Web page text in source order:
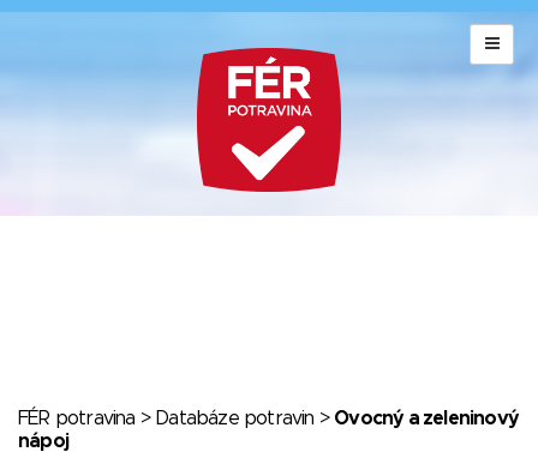
FÉR potravina > Databáze potravin > Ovocný a zeleninový
nápoj